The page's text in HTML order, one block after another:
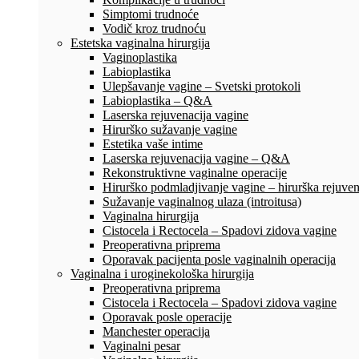
Simptomi trudnoće
Vodič kroz trudnoću
Estetska vaginalna hirurgija
Vaginoplastika
Labioplastika
Ulepšavanje vagine – Svetski protokoli
Labioplastika – Q&A
Laserska rejuvenacija vagine
Hirurško sužavanje vagine
Estetika vaše intime
Laserska rejuvenacija vagine – Q&A
Rekonstruktivne vaginalne operacije
Hirurško podmladjivanje vagine – hirurška
Sužavanje vaginalnog ulaza (introitusa)
Vaginalna hirurgija
Cistocela i Rectocela – Spadovi zidova vagine
Preoperativna priprema
Oporavak pacijenta posle vaginalnih operacija
Vaginalna i uroginekološka hirurgija
Preoperativna priprema
Cistocela i Rectocela – Spadovi zidova vagine
Oporavak posle operacije
Manchester operacija
Vaginalni pesar